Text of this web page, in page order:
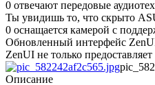
0 отвечают передовые
Ты увидишь то, что скрыто
0 оснащается камерой с
Обновленный интерфейс
ZenUI не только
Описание